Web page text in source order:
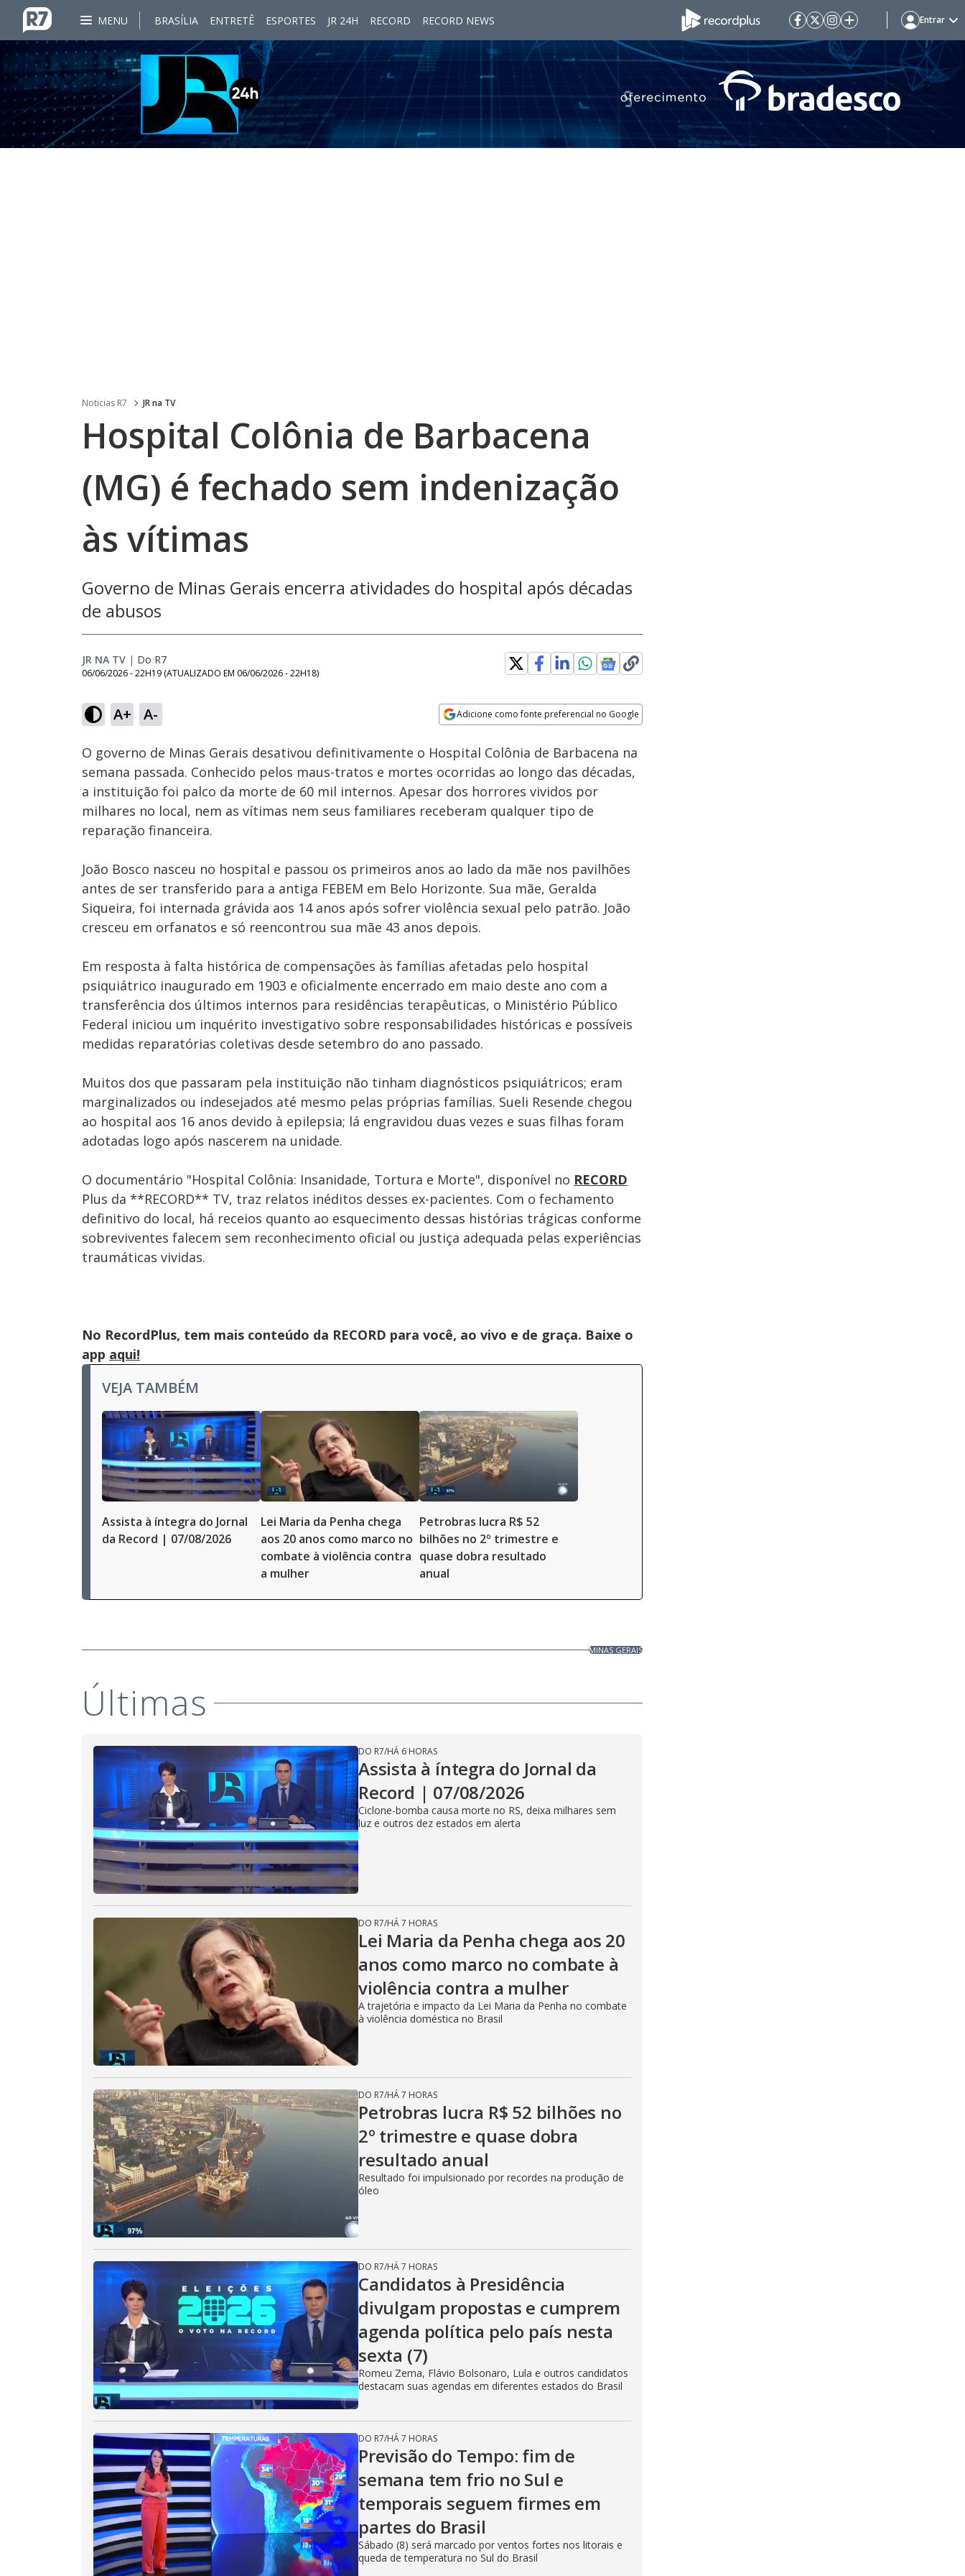
MENU BRASÍLIA ENTRETÊ ESPORTES JR 24H RECORD RECORD NEWS Entrar
Noticias R7 JR na TV
Hospital Colônia de Barbacena
(MG) é fechado sem indenização
às vítimas
Governo de Minas Gerais encerra atividades do hospital após décadas
de abusos
JR NA TV | Do R7
06/06/2026 - 22H19 (ATUALIZADO EM 06/06/2026 - 22H18)
A+ A- Adicione como fonte preferencial no Google
Ativar
Som
22.24%
Velocidade
O governo de Minas Gerais desativou definitivamente o Hospital Colônia de Barbacena na
semana passada. Conhecido pelos maus-tratos e mortes ocorridas ao longo das décadas,
a instituição foi palco da morte de 60 mil internos. Apesar dos horrores vividos por
milhares no local, nem as vítimas nem seus familiares receberam qualquer tipo de
reparação financeira.
João Bosco nasceu no hospital e passou os primeiros anos ao lado da mãe nos pavilhões
antes de ser transferido para a antiga FEBEM em Belo Horizonte. Sua mãe, Geralda
Siqueira, foi internada grávida aos 14 anos após sofrer violência sexual pelo patrão. João
cresceu em orfanatos e só reencontrou sua mãe 43 anos depois.
Em resposta à falta histórica de compensações às famílias afetadas pelo hospital
psiquiátrico inaugurado em 1903 e oficialmente encerrado em maio deste ano com a
transferência dos últimos internos para residências terapêuticas, o Ministério Público
Federal iniciou um inquérito investigativo sobre responsabilidades históricas e possíveis
medidas reparatórias coletivas desde setembro do ano passado.
Muitos dos que passaram pela instituição não tinham diagnósticos psiquiátricos; eram
marginalizados ou indesejados até mesmo pelas próprias famílias. Sueli Resende chegou
ao hospital aos 16 anos devido à epilepsia; lá engravidou duas vezes e suas filhas foram
adotadas logo após nascerem na unidade.
O documentário "Hospital Colônia: Insanidade, Tortura e Morte", disponível no RECORD
Plus da **RECORD** TV, traz relatos inéditos desses ex-pacientes. Com o fechamento
definitivo do local, há receios quanto ao esquecimento dessas histórias trágicas conforme
sobreviventes falecem sem reconhecimento oficial ou justiça adequada pelas experiências
traumáticas vividas.
No RecordPlus, tem mais conteúdo da RECORD para você, ao vivo e de graça. Baixe o
app aqui!
VEJA TAMBÉM
Assista à íntegra do Jornal
da Record | 07/08/2026
Lei Maria da Penha chega
aos 20 anos como marco no
combate à violência contra
a mulher
Petrobras lucra R$ 52
bilhões no 2º trimestre e
quase dobra resultado
anual
MINAS GERAIS
Últimas
DO R7/HÁ 6 HORAS
Assista à íntegra do Jornal da
Record | 07/08/2026
Ciclone-bomba causa morte no RS, deixa milhares sem
luz e outros dez estados em alerta
DO R7/HÁ 7 HORAS
Lei Maria da Penha chega aos 20
anos como marco no combate à
violência contra a mulher
A trajetória e impacto da Lei Maria da Penha no combate
à violência doméstica no Brasil
DO R7/HÁ 7 HORAS
Petrobras lucra R$ 52 bilhões no
2º trimestre e quase dobra
resultado anual
Resultado foi impulsionado por recordes na produção de
óleo
DO R7/HÁ 7 HORAS
Candidatos à Presidência
divulgam propostas e cumprem
agenda política pelo país nesta
sexta (7)
Romeu Zema, Flávio Bolsonaro, Lula e outros candidatos
destacam suas agendas em diferentes estados do Brasil
DO R7/HÁ 7 HORAS
Previsão do Tempo: fim de
semana tem frio no Sul e
temporais seguem firmes em
partes do Brasil
Sábado (8) será marcado por ventos fortes nos litorais e
queda de temperatura no Sul do Brasil